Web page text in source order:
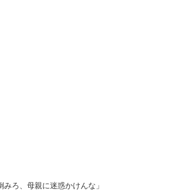
みろ、母親に迷惑かけんな」